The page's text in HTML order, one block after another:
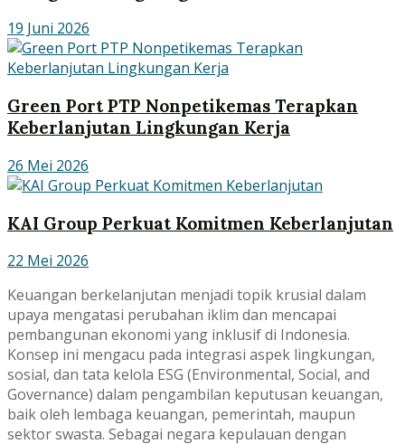
19 Juni 2026
Green Port PTP Nonpetikemas Terapkan
Keberlanjutan Lingkungan Kerja
26 Mei 2026
KAI Group Perkuat Komitmen Keberlanjutan
22 Mei 2026
Keuangan berkelanjutan menjadi topik krusial dalam
upaya mengatasi perubahan iklim dan mencapai
pembangunan ekonomi yang inklusif di Indonesia.
Konsep ini mengacu pada integrasi aspek lingkungan,
sosial, dan tata kelola ESG (Environmental, Social, and
Governance) dalam pengambilan keputusan keuangan,
baik oleh lembaga keuangan, pemerintah, maupun
sektor swasta. Sebagai negara kepulauan dengan